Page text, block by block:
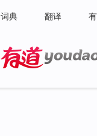
词典 翻译